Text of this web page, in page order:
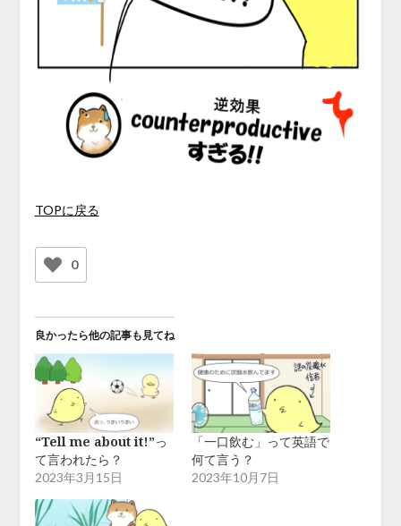
TOPに戻る
0
良かったら他の記事も見てね
“Tell me about it!”っ
て言われたら？
2023年3月15日
「一口飲む」って英語で
何て言う？
2023年10月7日